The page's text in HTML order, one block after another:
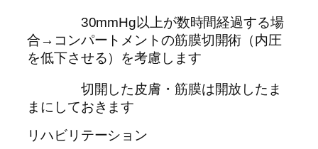
30mmHg以上が数時間経過する場
合→コンパートメントの筋膜切開術（内圧
を低下させる）を考慮します
切開した皮膚・筋膜は開放したま
まにしておきます
リハビリテーション